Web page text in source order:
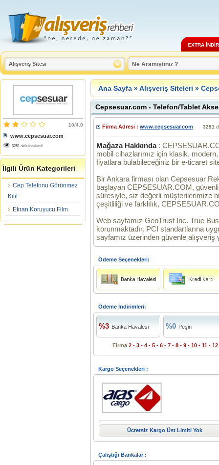
EXTRA
10/4.0
www.cepsesuar.com
3251defa incelendi
İlgili Ürün Kategorileri
Cep Telefonu Görünmez
Kılıf
Ekran Koruyucu Film
Ana Sayfa»Alışveriş Siteleri»
Cepsesuar.com - Telefon/Tablet
Firma Adresi : www.cepsesuar.com 3251
Mağaza Hakkında:
mobil cihazlarımız için klasik,
fiyatlara bulabileceğiniz bir e-ticaret
Bir Ankara firması olan Cepsesuar
başlayan CEPSESUAR.COM,
süresiyle, siz değerli müşterilerimize
çeşitliliği ve farklılık,
Web sayfamız GeoTrust Inc. True
korunmaktadır. PCI standartlarına
sayfamız üzerinden güvenle alışveriş
Ödeme Seçenekleri:
Ödeme İndirimleri:
%3 Banka Havalesi %0 Peşin
Firma 2 - 3 - 4 - 5 - 6 - 7 - 8 - 9 - 10 - 11 - 12
Kargo Seçenekleri :
Ücretsiz Kargo Üst Limiti Yok
Çalıştığı Bankalar :